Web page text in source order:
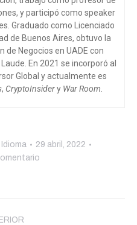
y participó como speaker
Graduado como Licenciado
de Buenos Aires, obtuvo la
de Negocios en UADE con
En 2021 se incorporó al
Global y actualmente es
, CryptoInsidery War Room
29 abril, 2022